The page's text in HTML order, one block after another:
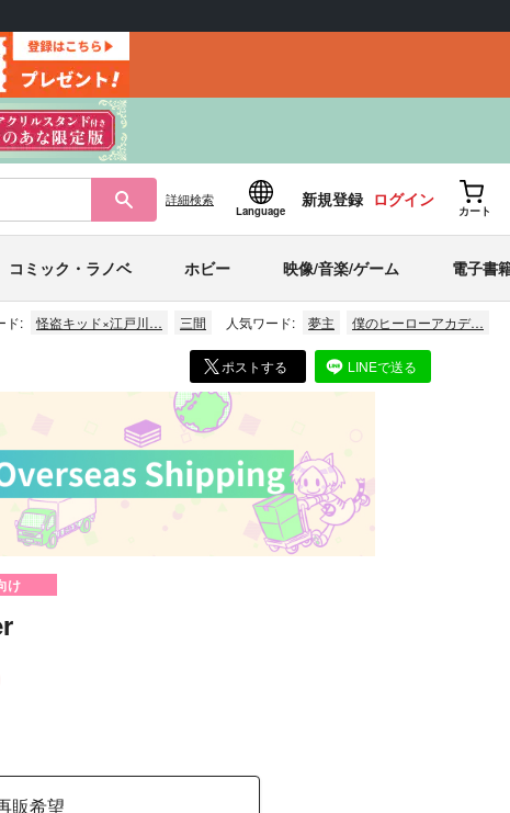
詳細検索
Language
新規登録 ログイン
カート
コミック・ラノベ ホビー 映像/音楽/ゲーム 電子書
ド: 怪盗キッド×江戸川… 三間 人気ワード: 夢主 僕のヒーローアカデ…
ポストする LINEで送る
け
販希望